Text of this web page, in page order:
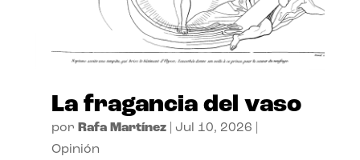
La fragancia del vaso
por Rafa Martínez| Jul 10, 2026
Opinión